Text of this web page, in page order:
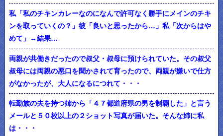
私「私のチキンカレーなのになんで許可なく勝手にメインのチキ
ンを取っていくの？」彼「良いと思ったから…」私「次からはや
めて」→結果…
両親が共働きだったので叔父・叔母に預けられていた。その叔父
叔母には両親の悪口を聞かされて育ったので、両親が嫌いで仕方
がなかったが、大人になるにつれて・・・
転勤族の夫を持つ姉から「４７都道府県の男を制覇した」と言う
メールと５０枚以上の２ショット写真が届いた。そんな姉に私
は・・・